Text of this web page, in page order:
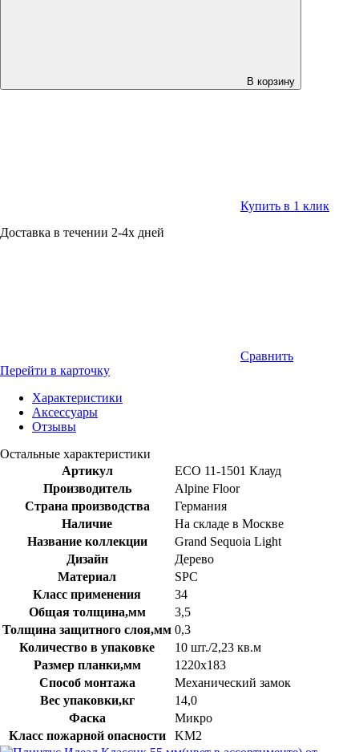
В корзину
Купить в 1 клик
Доставка в течении 2-4х дней
Сравнить
Перейти в карточку
Характеристики
Аксессуары
Отзывы
Остальные характеристики
Артикул
ECO 11-1501 Клауд
Производитель
Alpine Floor
Страна производства
Германия
Наличие
На складе в Москве
Название коллекции
Grand Sequoia Light
Дизайн
Дерево
Материал
SPC
Класс применения
34
Общая толщина,мм
3,5
Толщина защитного слоя,мм 0,3
Количество в упаковке
10 шт./2,23 кв.м
Размер планки,мм
1220х183
Способ монтажа
Механический замок
Вес упаковки,кг
14,0
Фаска
Микро
Класс пожарной опасности
KM2